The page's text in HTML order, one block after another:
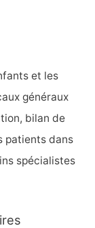
et les
généraux
bilan de
patients dans
spécialistes